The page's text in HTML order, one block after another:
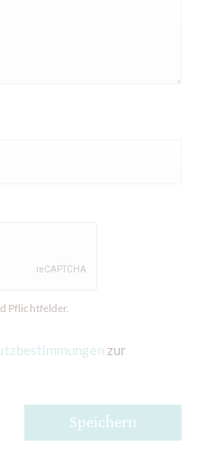
Pflichtfelder.
zur
Speichern